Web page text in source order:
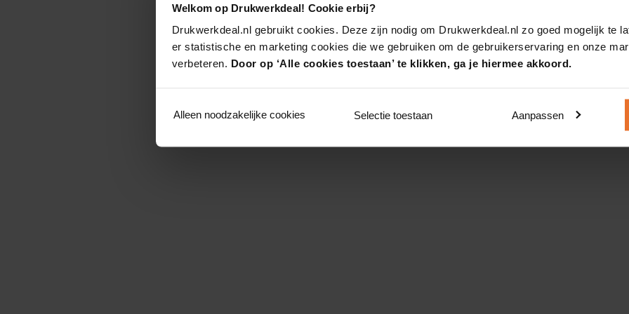
Welkom op Drukwerkdeal! Cookie erbij?
Drukwerkdeal.nl gebruikt cookies. Deze zijn nodig om Drukwerkdeal.nl zo goed mogelijk te
er statistische en marketing cookies die we gebruiken om de gebruikerservaring en onze
verbeteren. Door op ‘Alle cookies toestaan’ te klikken, ga je hiermee akkoord.
Alleen noodzakelijke cookies Selectie toestaan Aanpassen